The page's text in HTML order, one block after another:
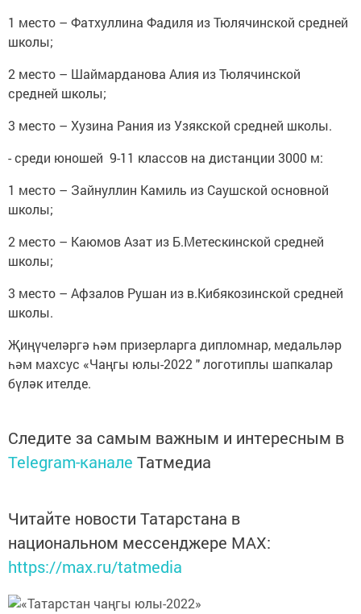
1 место – Фатхуллина Фадиля из Тюлячинской средней
школы;
2 место – Шаймарданова Алия из Тюлячинской
средней школы;
3 место – Хузина Рания из Узякской средней школы.
- среди юношей 9-11 классов на дистанции 3000 м:
1 место – Зайнуллин Камиль из Саушской основной
школы;
2 место – Каюмов Азат из Б.Метескинской средней
школы;
3 место – Афзалов Рушан из в.Кибякозинской средней
школы.
Җиңүчеләргә һәм призерларга дипломнар, медальләр
һәм махсус «Чаңгы юлы-2022 " логотиплы шапкалар
бүләк ителде.
Следите за самым важным и интересным в
Telegram-канале Татмедиа
Читайте новости Татарстана в
национальном мессенджере MАХ:
https://max.ru/tatmedia